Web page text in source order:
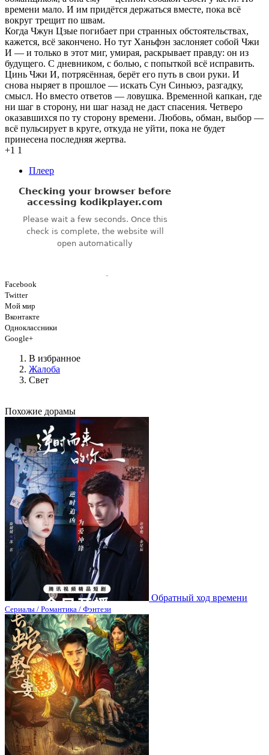
времени мало. И им придётся держаться вместе, пока всё
вокруг трещит по швам.
Когда Чжун Цзые погибает при странных обстоятельствах,
кажется, всё закончено. Но тут Ханьфэн заслоняет собой Чжи
И — и только в этот миг, умирая, раскрывает правду: он из
будущего. С дневником, с болью, с попыткой всё исправить.
Цинь Чжи И, потрясённая, берёт его путь в свои руки. И
снова ныряет в прошлое — искать Сун Синьюэ, разгадку,
смысл. Но вместо ответов — ловушка. Временной капкан, где
ни шаг в сторону, ни шаг назад не даст спасения. Четверо
оказавшихся по ту сторону времени. Любовь, обман, выбор —
всё пульсирует в круге, откуда не уйти, пока не будет
принесена последняя жертва.
+1 1
Плеер
Facebook
Twitter
Мой мир
Вконтакте
Одноклассники
Google+
В избранное
Жалоба
Свет
Похожие дорамы
Обратный ход времени
Сериалы / Романтика / Фэнтези